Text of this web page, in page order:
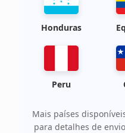
Honduras
Peru
Mais países
para detalhes de